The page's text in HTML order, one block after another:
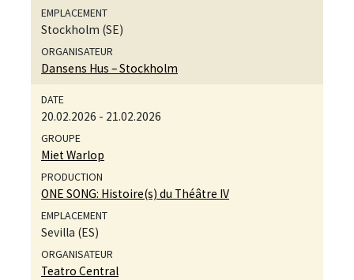
Stockholm (SE)
Dansens Hus – Stockholm
20.02.2026 - 21.02.2026
Miet Warlop
ONE SONG: Histoire(s) du Théâtre IV
Sevilla (ES)
Teatro Central